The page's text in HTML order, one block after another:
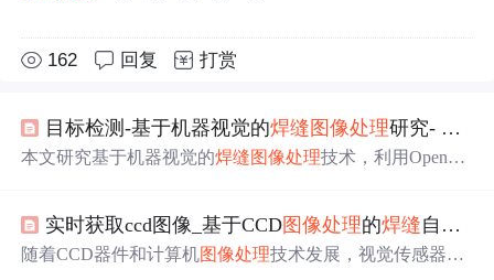
162 回复 打赏
目标检测-基于机器视觉的焊缝图像处理研究- OpenCV
本文研究基于机器视觉的焊缝图像处理技术，利用OpenC
检测等关键技术，提升焊接机器人对变形工件的适应能
力，实现智能精准焊接。
实时获取ccd图像_基于CCD图像处理的焊缝自动跟踪系统
随着CCD器件和计算机图像处理技术发展，视觉传感器在